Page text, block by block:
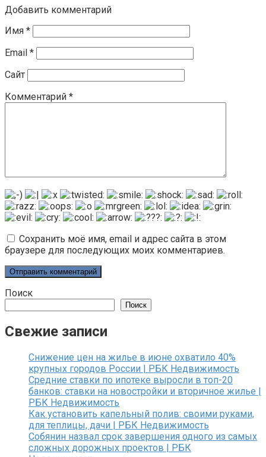
Добавить комментарий
Имя *
Email *
Сайт
Комментарий *
Сохранить моё имя, email и адрес сайта в этом
браузере для последующих моих комментариев.
Поиск
Поиск
Свежие записи
Снижение цен на жилье в июне охватило 40%
крупных городов России | РБК Недвижимость
Средние ставки по ипотеке выросли в топ-20
банков: ставки на новостройки и вторичное жилье |
РБК Недвижимость
Как установить капельный полив: своими руками,
для теплицы, дачи | РБК Недвижимость
Собянин назвал срок завершения одного из самых
сложных дорожных проектов | РБК